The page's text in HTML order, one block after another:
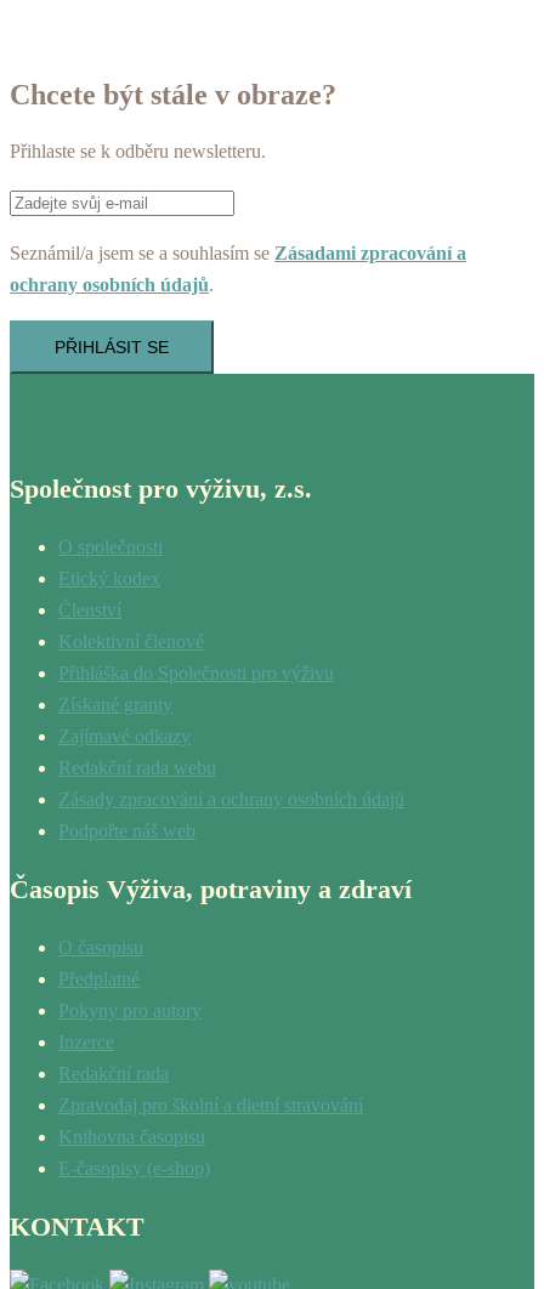
Chcete být stále v obraze?
Přihlaste se k odběru newsletteru.
Seznámil/a jsem se a souhlasím se Zásadami zpracování a
ochrany osobních údajů.
PŘIHLÁSIT SE
Společnost pro výživu, z.s.
O společnosti
Etický kodex
Členství
Kolektivní členové
Přihláška do Společnosti pro výživu
Získané granty
Zajímavé odkazy
Redakční rada webu
Zásady zpracování a ochrany osobních údajů
Podpořte náš web
Časopis Výživa, potraviny a zdraví
O časopisu
Předplatné
Pokyny pro autory
Inzerce
Redakční rada
Zpravodaj pro školní a dietní stravování
Knihovna časopisu
E-časopisy (e-shop)
KONTAKT